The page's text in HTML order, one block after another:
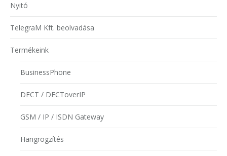
Nyitó
TelegraM Kft. beolvadása
Termékeink
BusinessPhone
DECT / DECToverIP
GSM / IP / ISDN Gateway
Hangrögzítés